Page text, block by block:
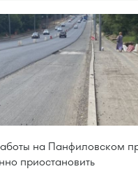
на Панфиловском
приостановить